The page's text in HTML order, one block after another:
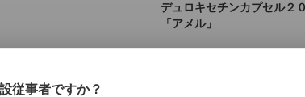
デュロキセチンカプセル２
「アメル」
従事者ですか？